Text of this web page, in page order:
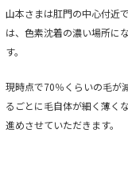
山本さまは肛門の中心付近
は、色素沈着の濃い場所に
す。
現時点で70％くらいの毛が
るごとに毛自体が細く薄く
進めさせていただきます。